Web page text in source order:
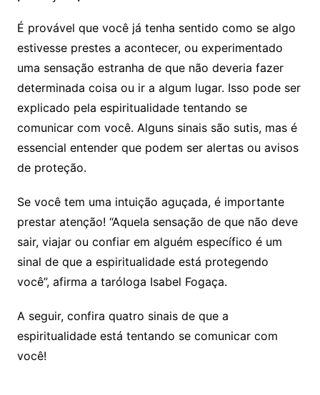
É provável que você já tenha sentido como se algo
estivesse prestes a acontecer, ou experimentado
uma sensação estranha de que não deveria fazer
determinada coisa ou ir a algum lugar. Isso pode ser
explicado pela espiritualidade tentando se
comunicar com você. Alguns sinais são sutis, mas é
essencial entender que podem ser alertas ou avisos
de proteção.
Se você tem uma intuição aguçada, é importante
prestar atenção! “Aquela sensação de que não deve
sair, viajar ou confiar em alguém específico é um
sinal de que a espiritualidade está protegendo
você”, afirma a taróloga Isabel Fogaça.
A seguir, confira quatro sinais de que a
espiritualidade está tentando se comunicar com
você!